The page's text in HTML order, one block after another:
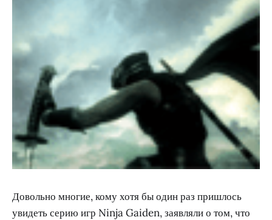
Довольно многие, кому хотя бы один раз пришлось
увидеть серию игр Ninja Gaiden, заявляли о том, что